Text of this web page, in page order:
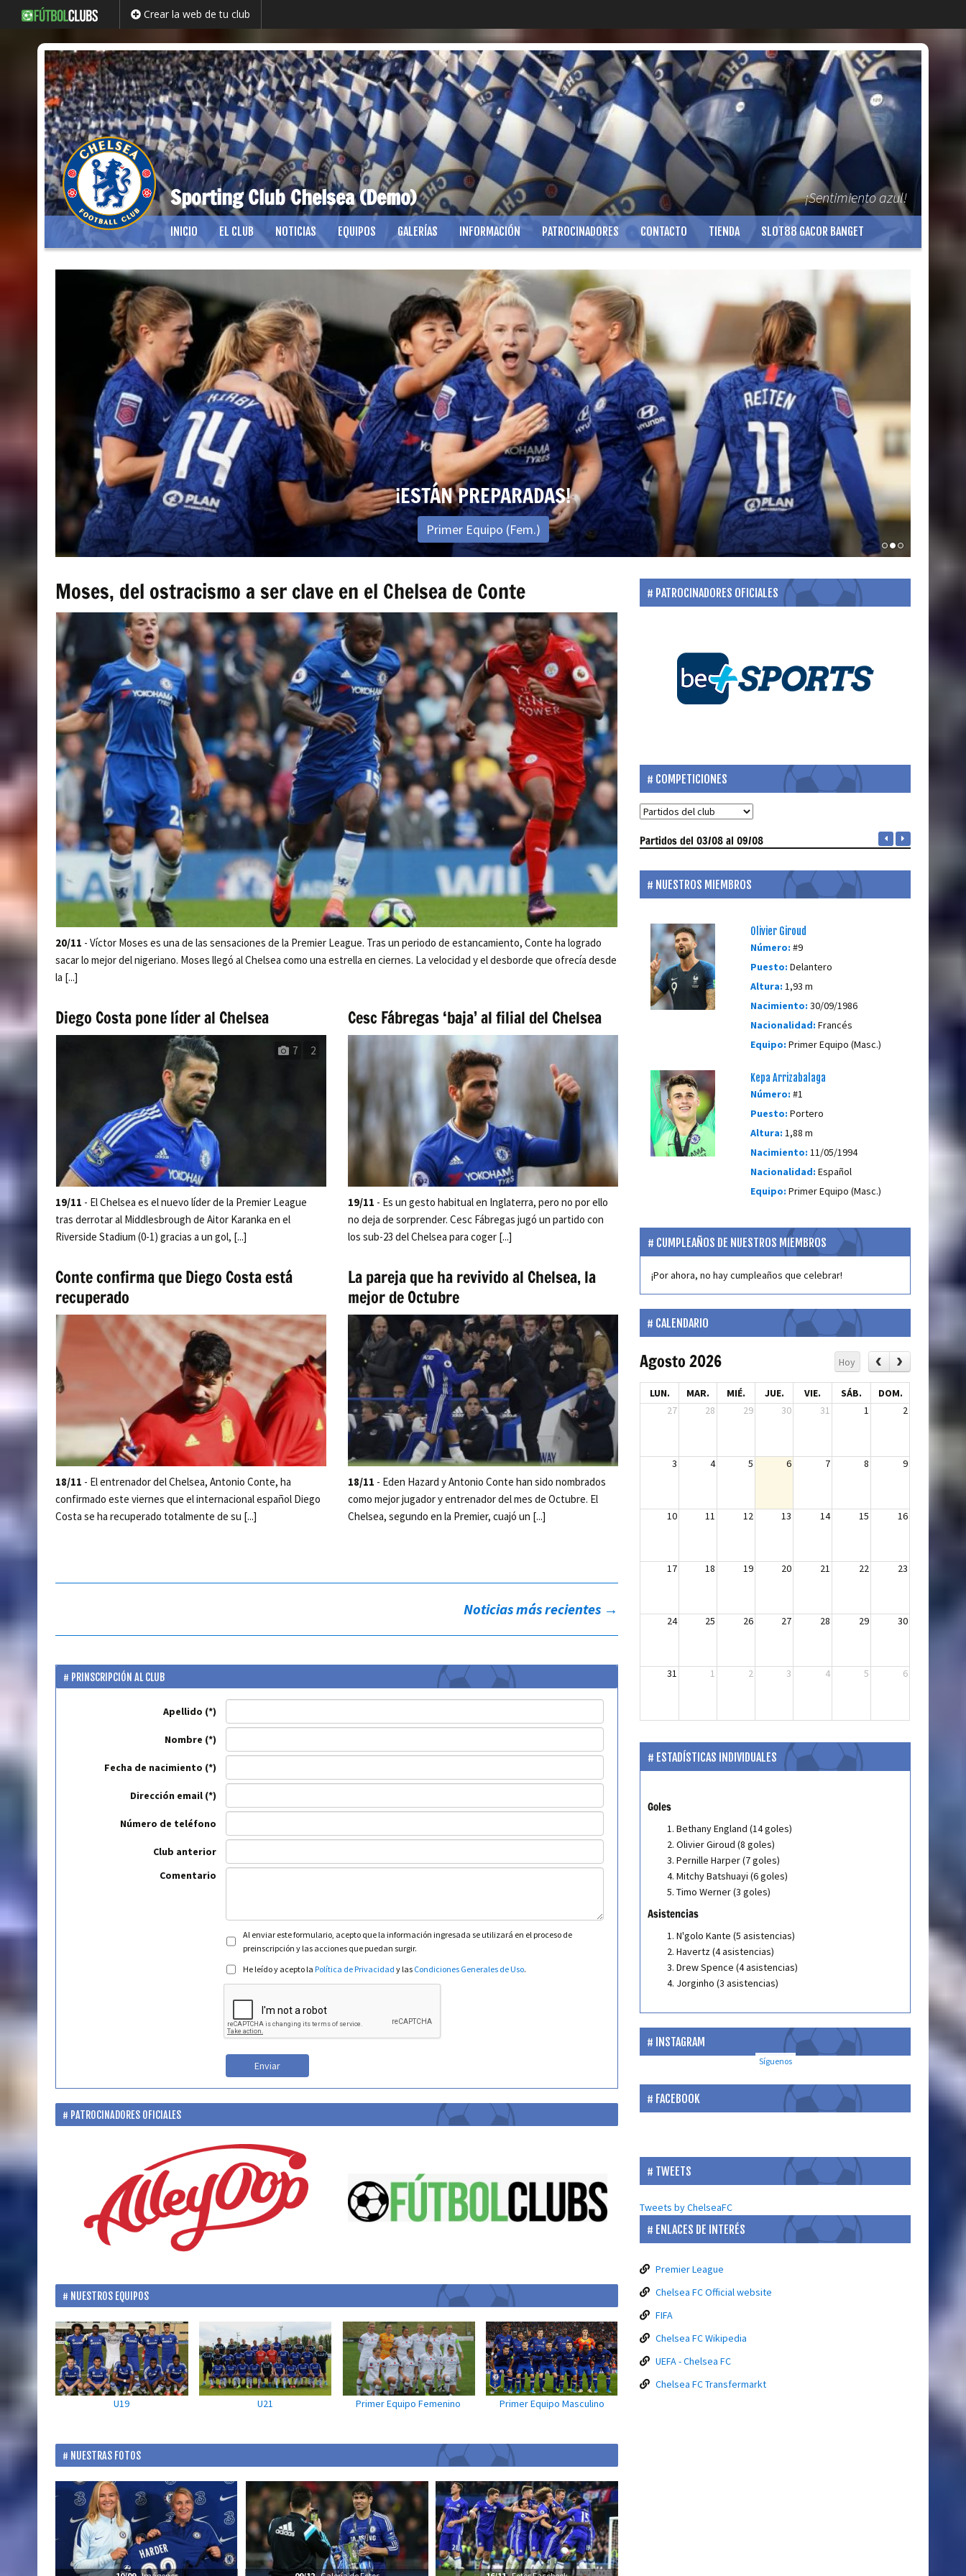
Crear la web de tu club
Sporting Club Chelsea (Demo) ¡Sentimiento azul!
INICIO EL CLUB NOTICIAS EQUIPOS GALERÍAS INFORMACIÓN PATROCINADORES CONTACTO TIENDA SLOT88 GACOR BANGET
ABONOS 2020/2021
¡Ya están en venta los abonos para la nueva temporada!
Ver Abonos
Moses, del ostracismo a ser clave en el Chelsea de Conte
20/11 - Víctor Moses es una de las sensaciones de la Premier League. Tras un periodo de estancamiento, Conte ha logrado
sacar lo mejor del nigeriano. Moses llegó al Chelsea como una estrella en ciernes. La velocidad y el desborde que ofrecía desde
la [...]
Diego Costa pone líder al Chelsea
7 2
19/11 - El Chelsea es el nuevo líder de la Premier League
tras derrotar al Middlesbrough de Aitor Karanka en el
Riverside Stadium (0-1) gracias a un gol, [...]
Cesc Fábregas ‘baja’ al filial del Chelsea
19/11 - Es un gesto habitual en Inglaterra, pero no por ello
no deja de sorprender. Cesc Fábregas jugó un partido con
los sub-23 del Chelsea para coger [...]
Conte confirma que Diego Costa está
recuperado
18/11 - El entrenador del Chelsea, Antonio Conte, ha
confirmado este viernes que el internacional español Diego
Costa se ha recuperado totalmente de su [...]
La pareja que ha revivido al Chelsea, la
mejor de Octubre
18/11 - Eden Hazard y Antonio Conte han sido nombrados
como mejor jugador y entrenador del mes de Octubre. El
Chelsea, segundo en la Premier, cuajó un [...]
Noticias más recientes →
PRINSCRIPCIÓN AL CLUB
Apellido
Nombre
Fecha de nacimiento
Dirección email
Número de teléfono
Club anterior
Comentario
Al enviar este formulario, acepto que la información ingresada se utilizará en el proceso de
preinscripción y las acciones que puedan surgir.
He leído y acepto la Política de Privacidad y las Condiciones Generales de Uso.
Enviar
PATROCINADORES OFICIALES
NUESTROS EQUIPOS
U19 U21 Primer Equipo Femenino Primer Equipo Masculino
NUESTRAS FOTOS
PATROCINADORES OFICIALES
COMPETICIONES
Partidosdel 03/08 al 09/08
NUESTROS MIEMBROS
Olivier Giroud
Número: #9
Puesto: Delantero
Altura: 1,93 m
Nacimiento: 30/09/1986
Nacionalidad: Francés
Equipo: Primer Equipo (Masc.)
Kepa Arrizabalaga
Número: #1
Puesto: Portero
Altura: 1,88 m
Nacimiento: 11/05/1994
Nacionalidad: Español
Equipo: Primer Equipo (Masc.)
CUMPLEAÑOS DE NUESTROS MIEMBROS
¡Por ahora, no hay cumpleaños que celebrar!
CALENDARIO
Agosto 2026 Hoy
LUN. MAR. MIÉ. JUE. VIE. SÁB.
DOM.
27
28 29 30 31 1 2
3 4 5 6 7 8 9
10 11 12 13 14 15 16
17 18 19 20 21 22 23
24 25 26 27 28 29 30
31 1 2 3 4 5 6
ESTADÍSTICAS INDIVIDUALES
Goles
Bethany England (14 goles)
Olivier Giroud (8 goles)
Pernille Harper (7 goles)
Mitchy Batshuayi (6 goles)
Timo Werner (3 goles)
Asistencias
N'golo Kante (5 asistencias)
Havertz (4 asistencias)
Drew Spence (4 asistencias)
Jorginho (3 asistencias)
INSTAGRAM
Síguenos
FACEBOOK
TWEETS
Tweets by ChelseaFC
ENLACES DE INTERÉS
Premier League
Chelsea FC Official website
FIFA
Chelsea FC Wikipedia
UEFA - Chelsea FC
Chelsea FC Transfermarkt